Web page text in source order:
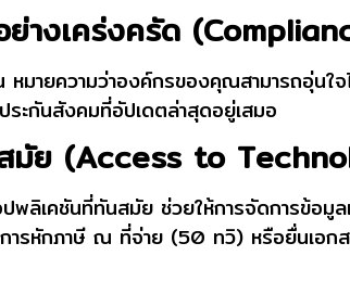
างเคร่งครัด
หมายความว่าองค์กรของคุณสามารถอุ่น
ระกันสังคมที่อัปเดตล่าสุดอยู่เสมอ
สมัย (Access to
ลิเคชันที่ทันสมัย ช่วยให้การจัดการข้อมู
ารหักภาษี ณ ที่จ่าย (50 ทวิ) หรือยื่นเอ